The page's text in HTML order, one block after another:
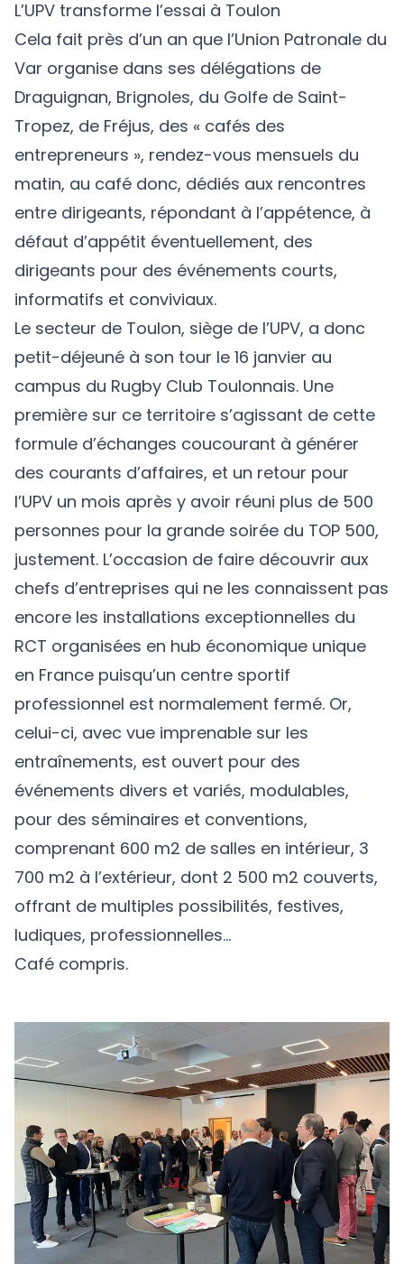
L’UPV transforme l’essai à Toulon
Cela fait près d’un an que l’Union Patronale du
Var organise dans ses délégations de
Draguignan, Brignoles, du Golfe de Saint-
Tropez, de Fréjus, des « cafés des
entrepreneurs », rendez-vous mensuels du
matin, au café donc, dédiés aux rencontres
entre dirigeants, répondant à l’appétence, à
défaut d’appétit éventuellement, des
dirigeants pour des événements courts,
informatifs et conviviaux.
Le secteur de Toulon, siège de l’UPV, a donc
petit-déjeuné à son tour le 16 janvier au
campus du Rugby Club Toulonnais. Une
première sur ce territoire s’agissant de cette
formule d’échanges coucourant à générer
des courants d’affaires, et un retour pour
l’UPV un mois après y avoir réuni plus de 500
personnes pour la grande soirée du TOP 500,
justement. L’occasion de faire découvrir aux
chefs d’entreprises qui ne les connaissent pas
encore les installations exceptionnelles du
RCT organisées en hub économique unique
en France puisqu’un centre sportif
professionnel est normalement fermé. Or,
celui-ci, avec vue imprenable sur les
entraînements, est ouvert pour des
événements divers et variés, modulables,
pour des séminaires et conventions,
comprenant 600 m2 de salles en intérieur, 3
700 m2 à l’extérieur, dont 2 500 m2 couverts,
offrant de multiples possibilités, festives,
ludiques, professionnelles…
Café compris.